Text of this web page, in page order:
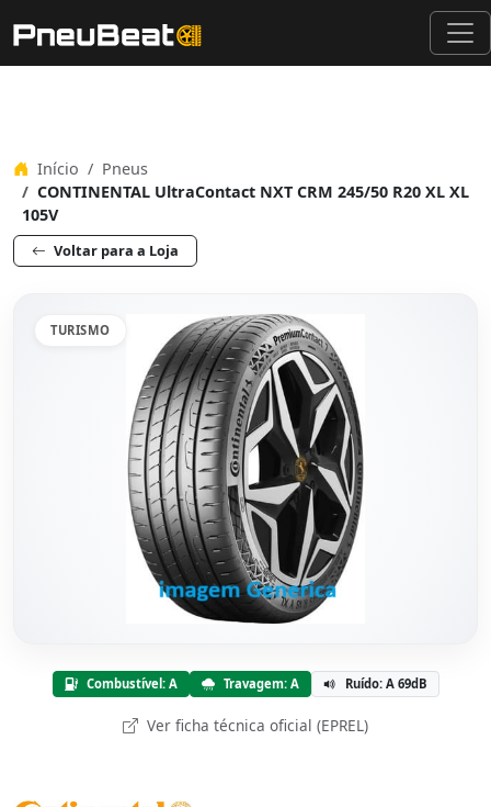
Início
Pneus
CONTINENTAL UltraContact NXT CRM 245/50 R20 XL XL
105V
Voltar para a Loja
TURISMO
Combustível: A Travagem: A Ruído: A 69dB
Ver ficha técnica oficial (EPREL)